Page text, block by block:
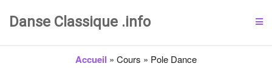
Danse Classique .info
Accueil » Cours » Pole Dance